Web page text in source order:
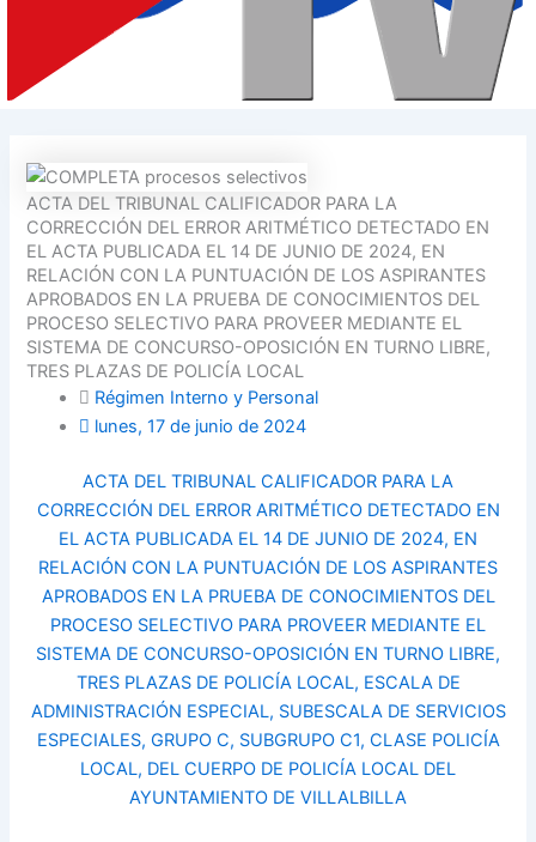
ACTA DEL TRIBUNAL CALIFICADOR PARA LA
CORRECCIÓN DEL ERROR ARITMÉTICO DETECTADO EN
EL ACTA PUBLICADA EL 14 DE JUNIO DE 2024, EN
RELACIÓN CON LA PUNTUACIÓN DE LOS ASPIRANTES
APROBADOS EN LA PRUEBA DE CONOCIMIENTOS DEL
PROCESO SELECTIVO PARA PROVEER MEDIANTE EL
SISTEMA DE CONCURSO-OPOSICIÓN EN TURNO LIBRE,
TRES PLAZAS DE POLICÍA LOCAL
Régimen Interno y Personal
lunes, 17 de junio de 2024
ACTA DEL TRIBUNAL CALIFICADOR PARA LA
CORRECCIÓN DEL ERROR ARITMÉTICO DETECTADO EN
EL ACTA PUBLICADA EL 14 DE JUNIO DE 2024, EN
RELACIÓN CON LA PUNTUACIÓN DE LOS ASPIRANTES
APROBADOS EN LA PRUEBA DE CONOCIMIENTOS DEL
PROCESO SELECTIVO PARA PROVEER MEDIANTE EL
SISTEMA DE CONCURSO-OPOSICIÓN EN TURNO LIBRE,
TRES PLAZAS DE POLICÍA LOCAL, ESCALA DE
ADMINISTRACIÓN ESPECIAL, SUBESCALA DE SERVICIOS
ESPECIALES, GRUPO C, SUBGRUPO C1, CLASE POLICÍA
LOCAL, DEL CUERPO DE POLICÍA LOCAL DEL
AYUNTAMIENTO DE VILLALBILLA